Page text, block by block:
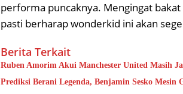
performa puncaknya. Mengingat
pasti berharap wonderkid ini akan
Berita Terkait
Ruben Amorim Akui Manchester United Masih
Prediksi Berani Legenda, Benjamin Sesko